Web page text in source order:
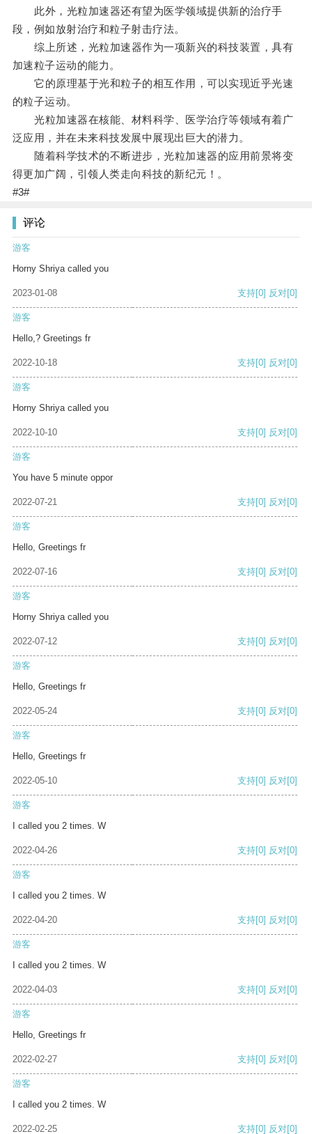
此外，光粒加速器还有望为医学领域提供新的治疗手
段，例如放射治疗和粒子射击疗法。
综上所述，光粒加速器作为一项新兴的科技装置，具有
加速粒子运动的能力。
它的原理基于光和粒子的相互作用，可以实现近乎光速
的粒子运动。
光粒加速器在核能、材料科学、医学治疗等领域有着广
泛应用，并在未来科技发展中展现出巨大的潜力。
随着科学技术的不断进步，光粒加速器的应用前景将变
得更加广阔，引领人类走向科技的新纪元！。
#3#
评论
游客
Horny Shriya called you
2023-01-08 支持[0] 反对[0]
游客
Hello,? Greetings fr
2022-10-18 支持[0] 反对[0]
游客
Horny Shriya called you
2022-10-10 支持[0] 反对[0]
游客
You have 5 minute oppor
2022-07-21 支持[0] 反对[0]
游客
Hello, Greetings fr
2022-07-16 支持[0] 反对[0]
游客
Horny Shriya called you
2022-07-12 支持[0] 反对[0]
游客
Hello, Greetings fr
2022-05-24 支持[0] 反对[0]
游客
Hello, Greetings fr
2022-05-10 支持[0] 反对[0]
游客
I called you 2 times. W
2022-04-26 支持[0] 反对[0]
游客
I called you 2 times. W
2022-04-20 支持[0] 反对[0]
游客
I called you 2 times. W
2022-04-03 支持[0] 反对[0]
游客
Hello, Greetings fr
2022-02-27 支持[0] 反对[0]
游客
I called you 2 times. W
2022-02-25 支持[0] 反对[0]